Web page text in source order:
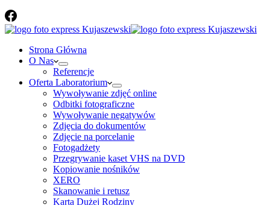
Strona Główna
O Nas
Referencje
Oferta Laboratorium
Wywoływanie zdjęć online
Odbitki fotograficzne
Wywoływanie negatywów
Zdjęcia do dokumentów
Zdjęcie na porcelanie
Fotogadżety
Przegrywanie kaset VHS na DVD
Kopiowanie nośników
XERO
Skanowanie i retusz
Karta Dużej Rodziny